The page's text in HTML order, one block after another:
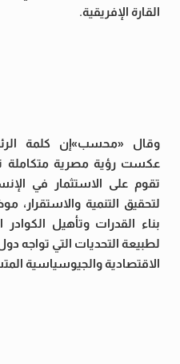
القارة الإفريقية.
وقال «محسب»إن كلمة
عكست رؤية مصرية متكاملة
تقوم على الاستثمار في
لتحقيق التنمية والاستقرار،
بناء القدرات وتأهيل
لطبيعة التحديات التي تواجه
الاقتصادية والجيوسياسية